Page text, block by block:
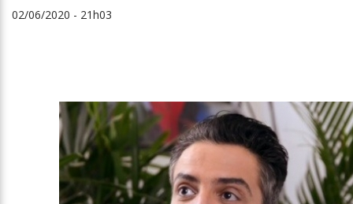
02/06/2020 - 21h03